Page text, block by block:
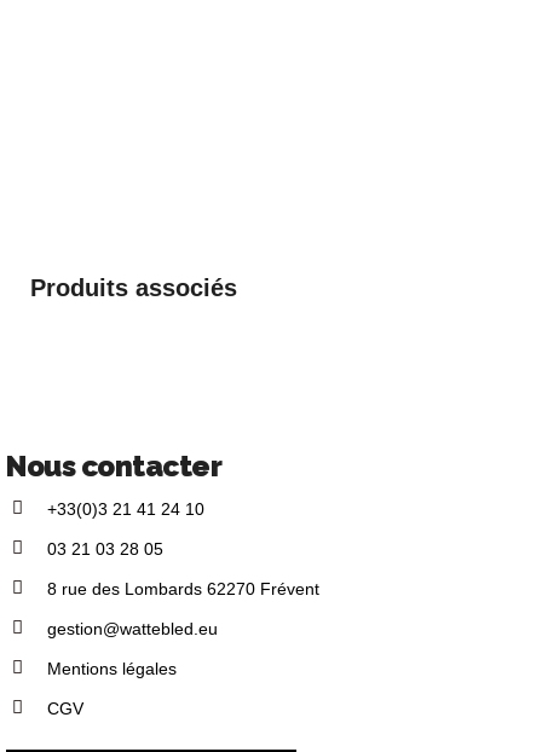
Produits associés
Nous contacter
+33(0)3 21 41 24 10
03 21 03 28 05
8 rue des Lombards 62270 Frévent
gestion@wattebled.eu
Mentions légales
CGV